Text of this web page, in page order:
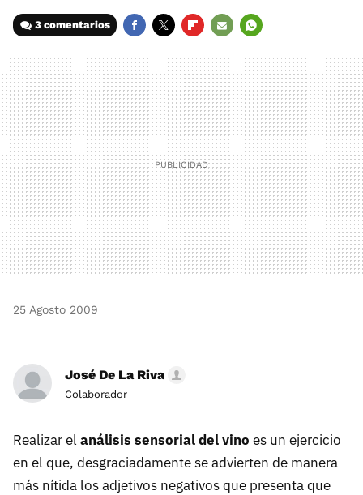
3 comentarios
MAIL
25 Agosto 2009
José De La Riva
Colaborador
Realizar el análisis sensorial del vino es un ejercicio
en el que, desgraciadamente se advierten de manera
más nítida los adjetivos negativos que presenta que